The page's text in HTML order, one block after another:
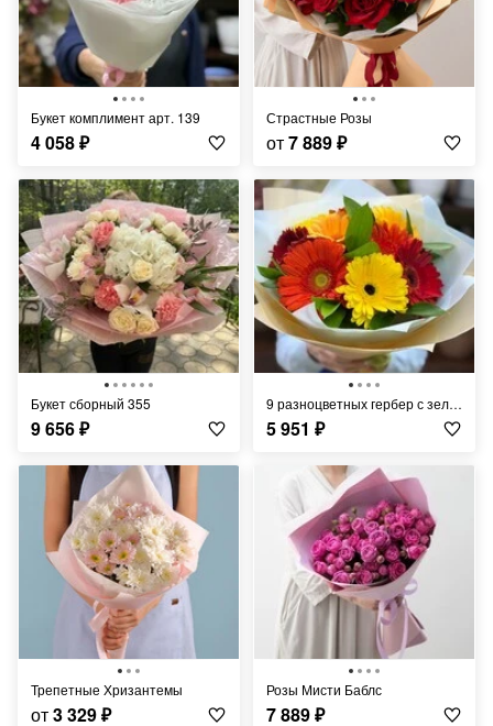
Букет комплимент арт. 139
4 058₽
Страстные Розы
от7 889₽
Букет сборный 355
9 656₽
9 разноцветных гербер с зеленью
5 951 ₽
Трепетные Хризантемы
от3 329₽
Розы Мисти Баблс
7 889₽